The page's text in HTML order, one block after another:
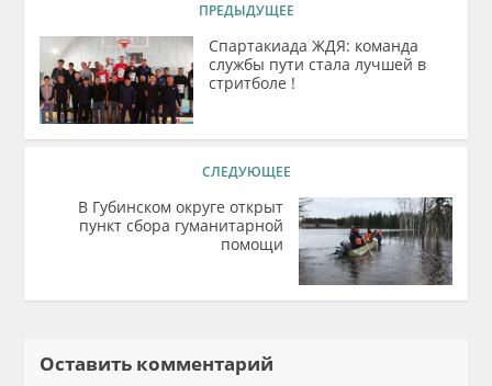
ПРЕДЫДУЩЕЕ
Спартакиада ЖДЯ: команда
службы пути стала лучшей в
стритболе !
СЛЕДУЮЩЕЕ
В Губинском округе открыт
пункт сбора гуманитарной
помощи
Оставить комментарий